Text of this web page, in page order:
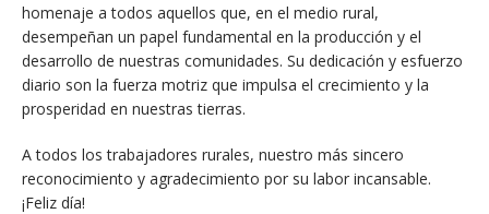
homenaje a todos aquellos que, en el medio rural,
desempeñan un papel fundamental en la producción y el
desarrollo de nuestras comunidades. Su dedicación y esfuerzo
diario son la fuerza motriz que impulsa el crecimiento y la
prosperidad en nuestras tierras.
A todos los trabajadores rurales, nuestro más sincero
reconocimiento y agradecimiento por su labor incansable.
¡Feliz día!